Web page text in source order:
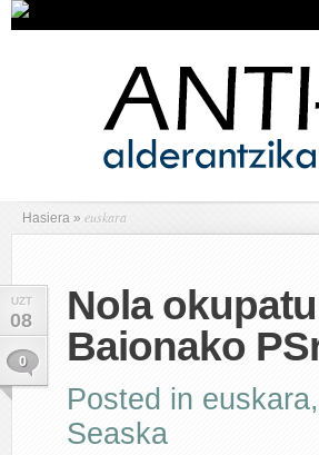
Hasiera » euskara
UZT
08
0
Nola
Baionako
Posted in euskara,
Seaska